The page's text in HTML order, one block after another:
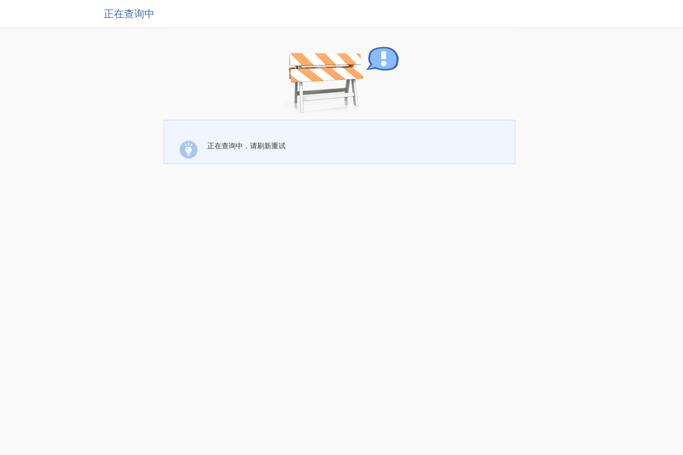
正在查询中
正在查询中，请刷新重试